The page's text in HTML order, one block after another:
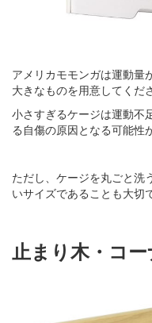
アメリカモモンガは運動量
大きなものを用意してくだ
小さすぎるケージは運動不
る自傷の原因となる可能性
ただし、ケージを丸ごと洗
いサイズであることも大切
止まり木・コ